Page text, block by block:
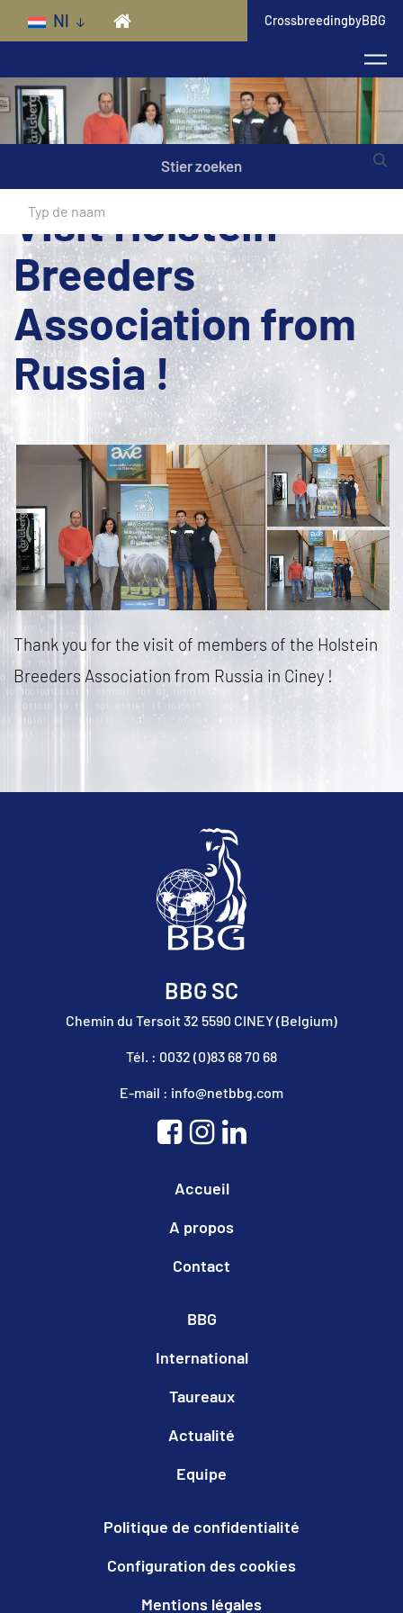
Skip to main content
Nl CrossbreedingbyBBG
Stier zoeken
Visit Holstein
Breeders
Association from
Russia !
Thank you for the visit of members of the Holstein
Breeders Association from Russia in Ciney !
BBG SC
Chemin du Tersoit 32 5590 CINEY (Belgium)
Tél. : 0032 (0)83 68 70 68
E-mail : info@netbbg.com
Accueil
A propos
Contact
BBG
International
Taureaux
Actualité
Equipe
Politique de confidentialité
Configuration des cookies
Mentions légales